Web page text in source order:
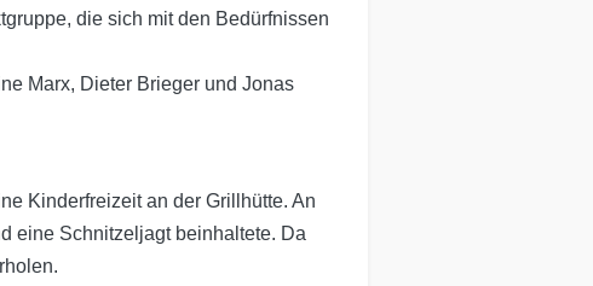
die sich mit den Bedürfnissen
Marx, Dieter Brieger und Jonas
Kinderfreizeit an der Grillhütte. An
eine Schnitzeljagt beinhaltete. Da